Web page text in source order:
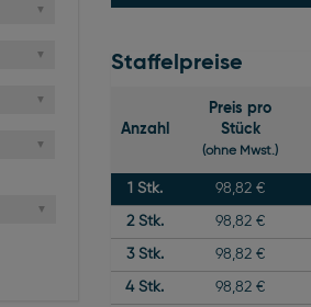
Staffelpreise
Anzahl
Preis pro
Stück
(ohne Mwst.)
1 Stk. 98,82 €
2Stk. 98,82 €
3Stk. 98,82 €
4Stk. 98,82 €